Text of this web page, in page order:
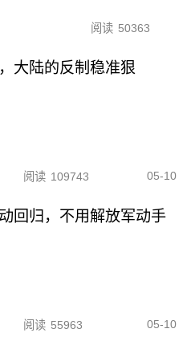
阅读 50363
大陆的反制稳准狠
阅读 109743 05-10
回归，不用解放军动手
阅读 55963 05-10